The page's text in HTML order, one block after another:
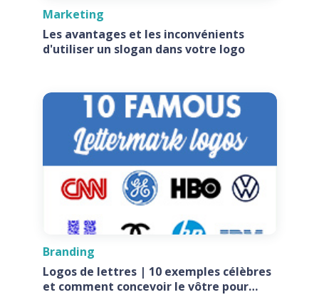
Marketing
Les avantages et les inconvénients
d'utiliser un slogan dans votre logo
Branding
Logos de lettres | 10 exemples célèbres
et comment concevoir le vôtre pour